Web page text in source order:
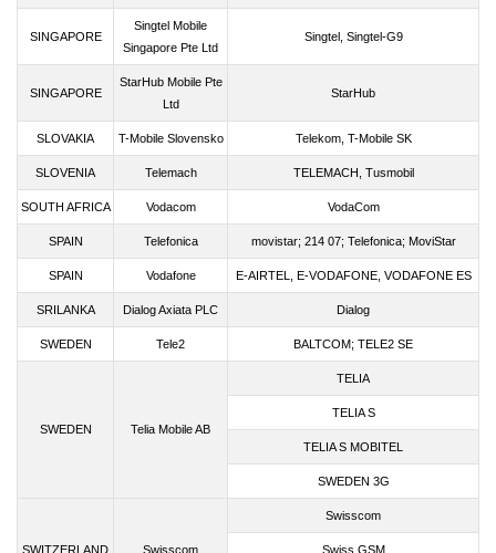
SINGAPORE
Singtel Mobile
Singapore Pte Ltd
Singtel, Singtel-G9
SINGAPORE
StarHub Mobile Pte
Ltd
StarHub
SLOVAKIA T-Mobile Slovensko Telekom, T-Mobile SK
SLOVENIA Telemach TELEMACH, Tusmobil
SOUTH AFRICA Vodacom VodaCom
SPAIN Telefonica movistar; 214 07; Telefonica; MoviStar
SPAIN Vodafone E-AIRTEL, E-VODAFONE, VODAFONE ES
SRILANKA Dialog Axiata PLC Dialog
SWEDEN Tele2 BALTCOM; TELE2 SE
SWEDEN Telia Mobile AB
TELIA
TELIA S
TELIA S MOBITEL
SWEDEN 3G
SWITZERLAND Swisscom
Swisscom
Swiss GSM